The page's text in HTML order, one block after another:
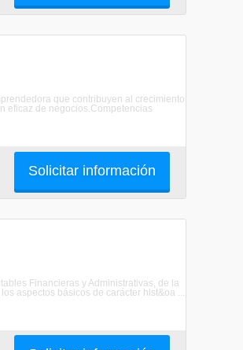
que contribuyen al crecimiento
eficaz de negocios.Competencias
Solicitar información
Financieras y Administrativas, de la
aspectos básicos de carácter hist&oa ...